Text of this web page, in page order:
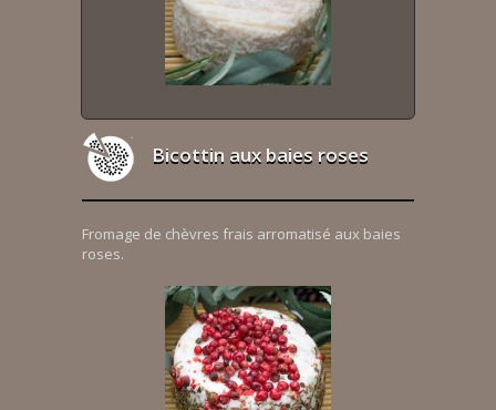
Bicottin aux baies roses
Fromage de chèvres frais arromatisé aux baies
roses.